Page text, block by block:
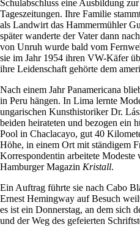
Schulabschluss eine Ausbildung
Tageszeitungen. Ihre Familie
als Landwirt das Hammermühler
später wanderte der Vater dann
von Unruh wurde bald vom
sie im Jahr 1954 ihren VW-Käfer
ihre Leidenschaft gehörte dem
Nach einem Jahr Panamericana
in Peru hängen. In Lima lernte
ungarischen Kunsthistoriker Dr.
beiden heirateten und bezogen ein
Pool in Chaclacayo, gut 40
Höhe, in einem Ort mit ständigem
Korrespondentin arbeitete
Hamburger Magazin Kristall.
Ein Auftrag führte sie nach Cabo
Ernest Hemingway auf Besuch
es ist ein Donnerstag, an dem sich
und der Weg des gefeierten